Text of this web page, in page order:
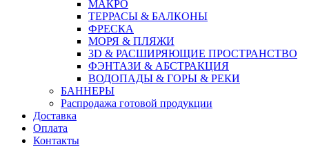
МАКРО
ТЕРРАСЫ & БАЛКОНЫ
ФРЕСКА
МОРЯ & ПЛЯЖИ
3D & РАСШИРЯЮЩИЕ ПРОСТРАНСТВО
ФЭНТАЗИ & АБСТРАКЦИЯ
ВОДОПАДЫ & ГОРЫ & РЕКИ
БАННЕРЫ
Распродажа готовой продукции
Доставка
Оплата
Контакты